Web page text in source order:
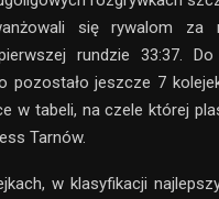
się rywalom za
rundzie 33:37.
pozostało jeszcze 7
w tabeli, na czele której
Tarnów.
w klasyfikacji